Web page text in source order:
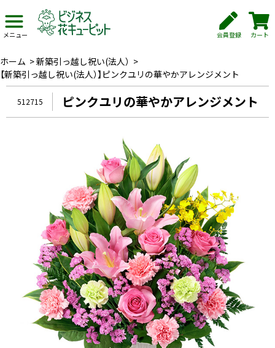
メニュー 会員登録 カート
ホーム >新築引っ越し祝い(法人） >
【新築引っ越し祝い(法人）】ピンクユリの華やかアレンジメント
512715 ピンクユリの華やかアレンジメント